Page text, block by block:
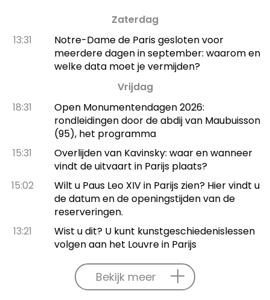
Zaterdag
13:31
Notre-Dame de Paris gesloten voor
meerdere dagen in september: waarom en
welke data moet je vermijden?
Vrijdag
18:31
Open Monumentendagen 2026:
rondleidingen door de abdij van Maubuisson
(95), het programma
15:31
Overlijden van Kavinsky: waar en wanneer
vindt de uitvaart in Parijs plaats?
15:02
Wilt u Paus Leo XIV in Parijs zien? Hier vindt u
de datum en de openingstijden van de
reserveringen.
13:21
Wist u dit? U kunt kunstgeschiedenislessen
volgen aan het Louvre in Parijs
Bekijk meer